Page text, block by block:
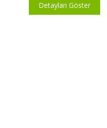
Detayları Göster